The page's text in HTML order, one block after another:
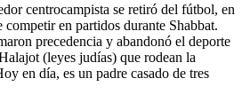
centrocampista se retiró del fútbol, en
en partidos durante Shabbat.
precedencia y abandonó el deporte
(leyes judías) que rodean la
en día, es un padre casado de tres